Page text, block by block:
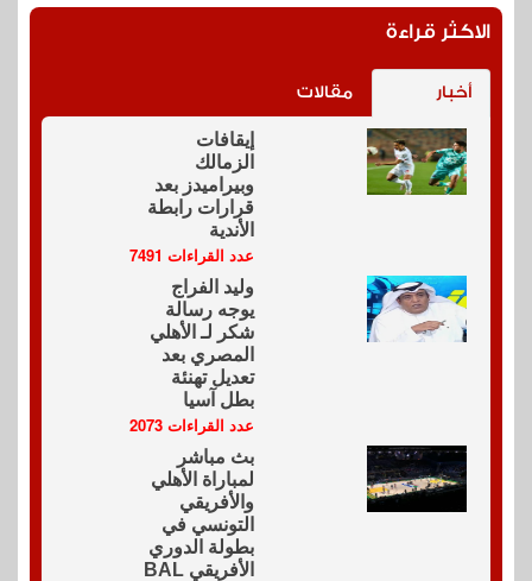
الاكثر قراءة
أخبار مقالات
إيقافات
الزمالك
وبيراميدز بعد
قرارات رابطة
الأندية
عدد القراءات 7491
وليد الفراج
يوجه رسالة
شكر لـ الأهلي
المصري بعد
تعديل تهنئة
بطل آسيا
عدد القراءات 2073
بث مباشر
لمباراة الأهلي
والأفريقي
التونسي في
بطولة الدوري
الأفريقي BAL